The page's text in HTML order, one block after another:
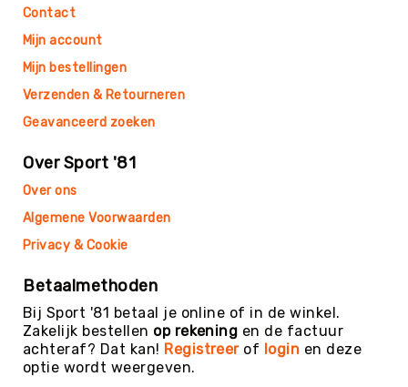
Ballenpakketten
Sportballen
Pakketten
-
-
Pakketten
Balaccessoires
Ballentassen
&
netten
Contact
Mijn account
Mijn bestellingen
Verzenden & Retourneren
Geavanceerd zoeken
Over Sport '81
Over ons
Algemene Voorwaarden
Privacy & Cookie
Betaalmethoden
Bij Sport '81 betaal je online of in de winkel.
Zakelijk bestellen op rekening en de factuur
achteraf? Dat kan! Registreerof login en deze
optie wordt weergeven.